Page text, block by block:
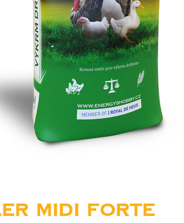
MIDI FORTE